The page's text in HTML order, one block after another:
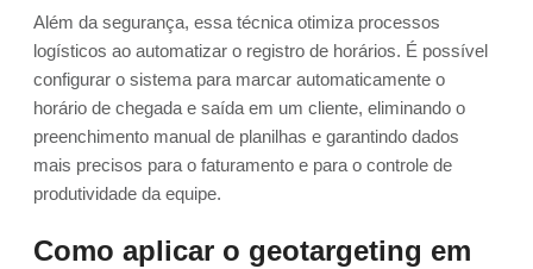
Além da segurança, essa técnica otimiza processos
logísticos ao automatizar o registro de horários. É possível
configurar o sistema para marcar automaticamente o
horário de chegada e saída em um cliente, eliminando o
preenchimento manual de planilhas e garantindo dados
mais precisos para o faturamento e para o controle de
produtividade da equipe.
Como aplicar o geotargeting em